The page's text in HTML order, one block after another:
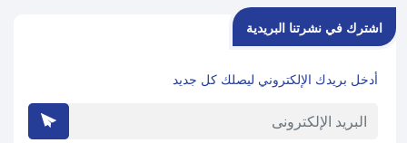
اشترك في نشرتنا البريدية
أدخل بريدك الإلكتروني ليصلك كل جديد